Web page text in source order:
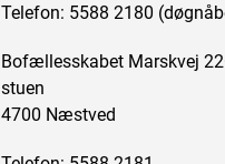
Telefon: 5588 2180
Bofællesskabet Marskvej
stuen
4700 Næstved